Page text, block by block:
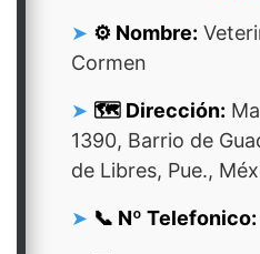
⚙️ Nombre:
Cormen
🗺️ Dirección:
1390, Barrio de
de Libres, Pue.,
📞 Nº Telefonico: